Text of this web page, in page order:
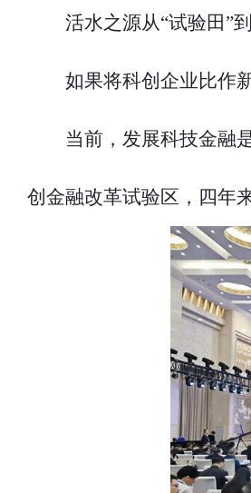
活水之源从“试验田”
如果将科创企业比作
当前，发展科技金融
创金融改革试验区，四年